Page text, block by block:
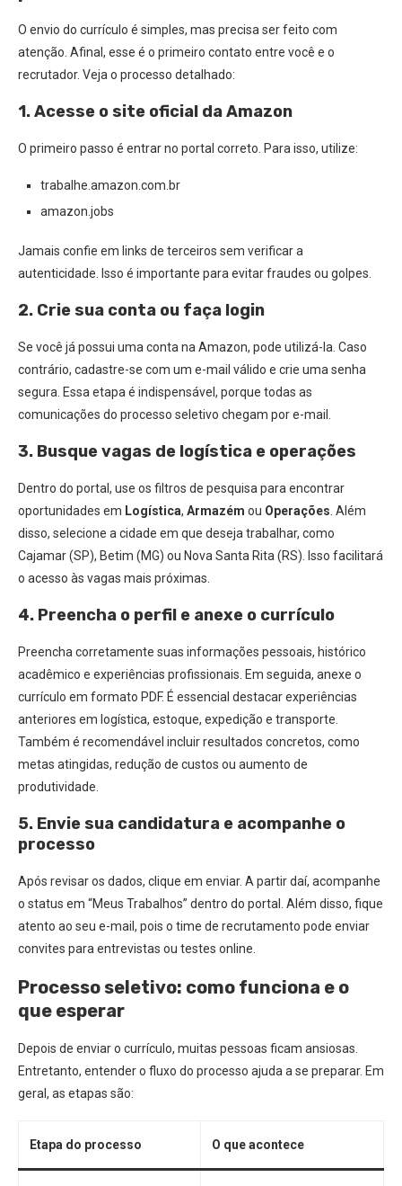
O envio do currículo é simples, mas precisa ser feito com
atenção. Afinal, esse é o primeiro contato entre você e o
recrutador. Veja o processo detalhado:
1. Acesse o site oficial da Amazon
O primeiro passo é entrar no portal correto. Para isso, utilize:
trabalhe.amazon.com.br
amazon.jobs
Jamais confie em links de terceiros sem verificar a
autenticidade. Isso é importante para evitar fraudes ou golpes.
2. Crie sua conta ou faça login
Se você já possui uma conta na Amazon, pode utilizá-la. Caso
contrário, cadastre-se com um e-mail válido e crie uma senha
segura. Essa etapa é indispensável, porque todas as
comunicações do processo seletivo chegam por e-mail.
3. Busque vagas de logística e operações
Dentro do portal, use os filtros de pesquisa para encontrar
oportunidades em Logística, Armazém ou Operações . Além
disso, selecione a cidade em que deseja trabalhar, como
Cajamar (SP), Betim (MG) ou Nova Santa Rita (RS). Isso facilitará
o acesso às vagas mais próximas.
4. Preencha o perfil e anexe o currículo
Preencha corretamente suas informações pessoais, histórico
acadêmico e experiências profissionais. Em seguida, anexe o
currículo em formato PDF. É essencial destacar experiências
anteriores em logística, estoque, expedição e transporte.
Também é recomendável incluir resultados concretos, como
metas atingidas, redução de custos ou aumento de
produtividade.
5. Envie sua candidatura e acompanhe o
processo
Após revisar os dados, clique em enviar. A partir daí, acompanhe
o status em “Meus Trabalhos” dentro do portal. Além disso, fique
atento ao seu e-mail, pois o time de recrutamento pode enviar
convites para entrevistas ou testes online.
Processo seletivo: como funciona e o
que esperar
Depois de enviar o currículo, muitas pessoas ficam ansiosas.
Entretanto, entender o fluxo do processo ajuda a se preparar. Em
geral, as etapas são:
Etapa do processo O que acontece